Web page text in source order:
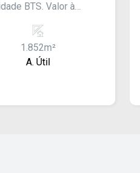
BTS. Valor à
1.852m²
A. Útil